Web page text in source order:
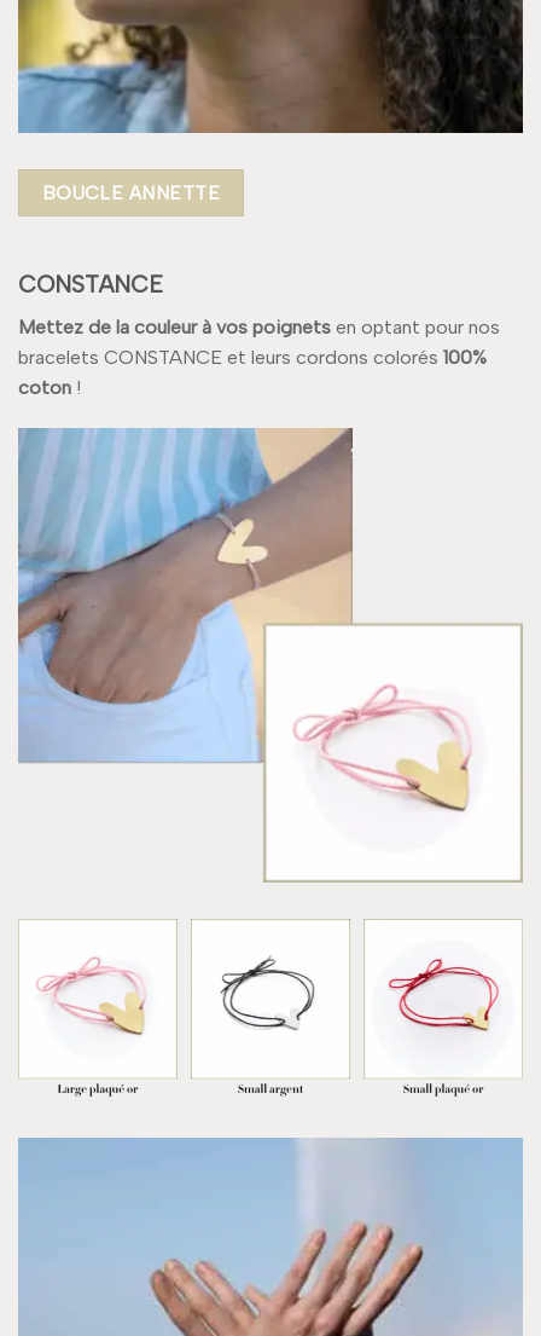
BOUCLE ANNETTE
CONSTANCE
Mettez de la couleur à vos poignets en optant pour nos
bracelets CONSTANCE et leurs cordons colorés 100%
coton !